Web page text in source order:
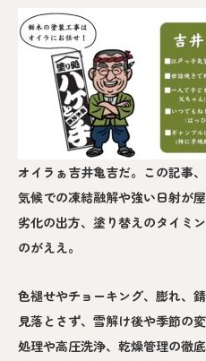
オイラぁ吉井亀吉だ。この記事
気候での凍結融解や強い日射が
劣化の出方、塗り替えのタイミ
のがええ。
色褪せやチョーキング、膨れ、
見落とさず、雪解け後や季節の
処理や高圧洗浄、乾燥管理の徹